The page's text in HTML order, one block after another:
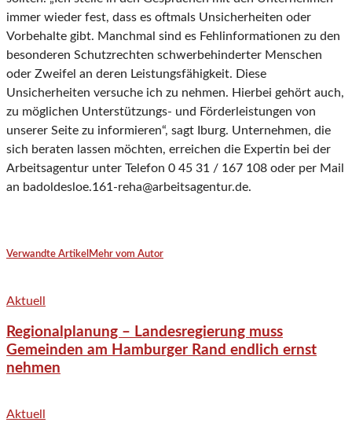
immer wieder fest, dass es oftmals Unsicherheiten oder
Vorbehalte gibt. Manchmal sind es Fehlinformationen zu den
besonderen Schutzrechten schwerbehinderter Menschen
oder Zweifel an deren Leistungsfähigkeit. Diese
Unsicherheiten versuche ich zu nehmen. Hierbei gehört auch,
zu möglichen Unterstützungs- und Förderleistungen von
unserer Seite zu informieren“, sagt Iburg. Unternehmen, die
sich beraten lassen möchten, erreichen die Expertin bei der
Arbeitsagentur unter Telefon 0 45 31 / 167 108 oder per Mail
an badoldesloe.161-reha@arbeitsagentur.de.
Verwandte Artikel Mehr vom Autor
Aktuell
Regionalplanung – Landesregierung muss
Gemeinden am Hamburger Rand endlich ernst
nehmen
Aktuell